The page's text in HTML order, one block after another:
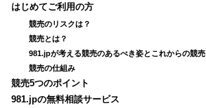
はじめてご利用の方
競売のリスクは？
競売とは？
981.jpが考える競売のあるべき姿とこれからの競売
競売の仕組み
競売5つのポイント
981.jpの無料相談サービス